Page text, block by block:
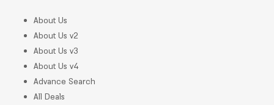
About Us
About Us v2
About Us v3
About Us v4
Advance Search
All Deals